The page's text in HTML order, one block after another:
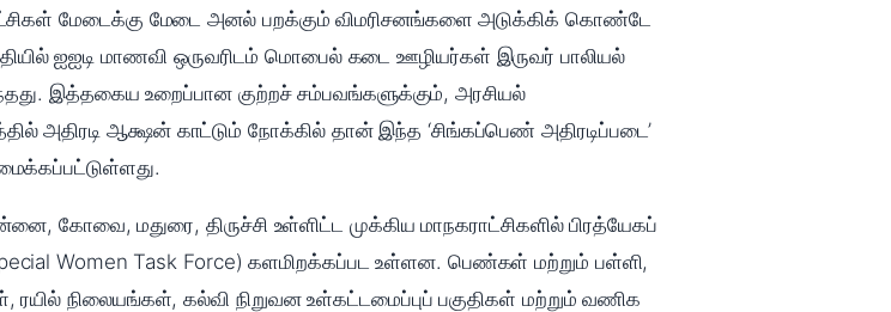
மேடைக்கு மேடை அனல் பறக்கும் விமரிசனங்களை அடுக்கிக் கொண்டே
ஐஐடி மாணவி ஒருவரிடம் மொபைல் கடை ஊழியர்கள் இருவர் பாலியல்
இத்தகைய உறைப்பான குற்றச் சம்பவங்களுக்கும், அரசியல்
அதிரடி ஆக்ஷன் காட்டும் நோக்கில் தான் இந்த ‘சிங்கப்பெண் அதிரடிப்படை’
கோவை, மதுரை, திருச்சி உள்ளிட்ட முக்கிய மாநகராட்சிகளில் பிரத்யேகப்
Women Task Force) களமிறக்கப்பட உள்ளன. பெண்கள் மற்றும் பள்ளி,
ரயில் நிலையங்கள், கல்வி நிறுவன உள்கட்டமைப்புப் பகுதிகள் மற்றும் வணிக